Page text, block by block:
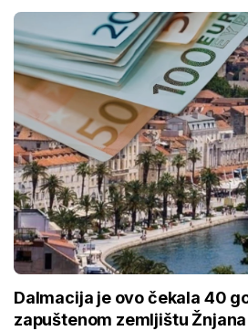
Dalmacija je ovo čekala 40
zapuštenom zemljištu